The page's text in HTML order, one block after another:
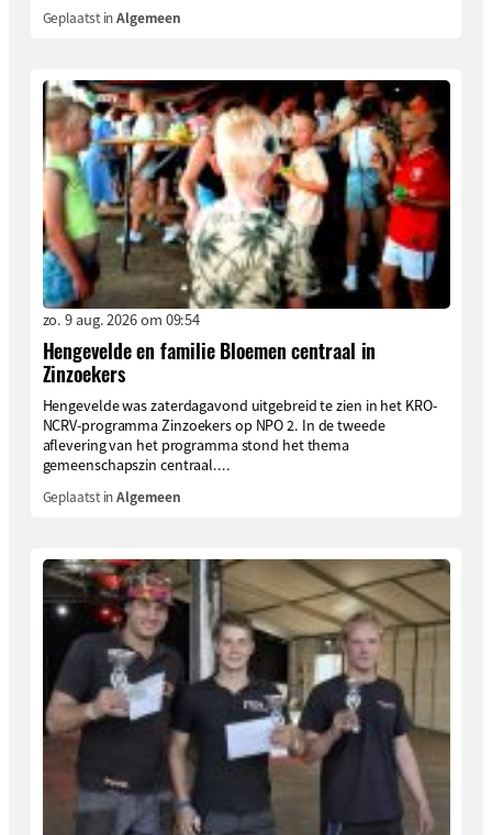
Geplaatst inAlgemeen
zo. 9 aug. 2026 om 09:54
Hengevelde en familie Bloemen centraal in
Zinzoekers
Hengevelde was zaterdagavond uitgebreid te zien in het KRO-
NCRV-programma Zinzoekers op NPO 2. In de tweede
aflevering van het programma stond het thema
gemeenschapszin centraal....
Geplaatst inAlgemeen